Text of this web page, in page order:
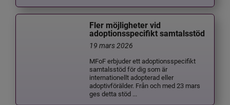
Fler möjligheter vid
adoptionsspecifikt samtalsstöd
19 mars 2026
MFoF erbjuder ett adoptionsspecifikt
samtalsstöd för dig som är
internationellt adopterad eller
adoptivförälder. Från och med 23 mars
ges detta stöd ...